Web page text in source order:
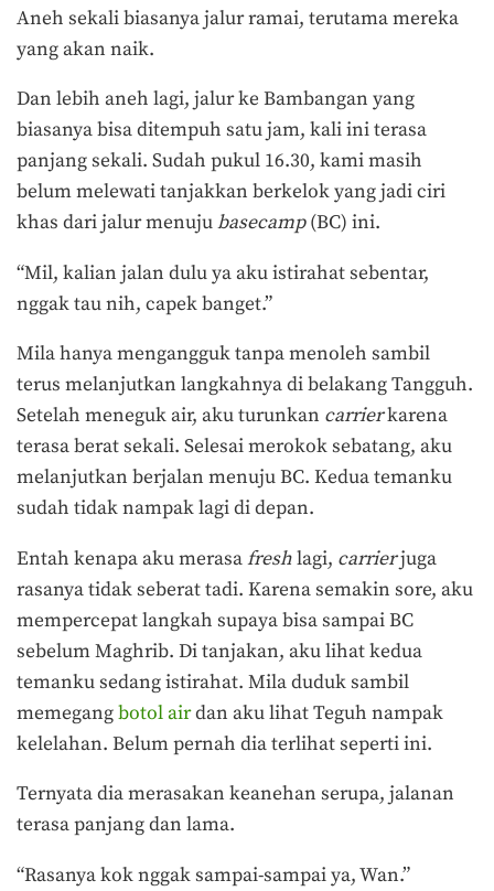
Aneh sekali biasanya jalur ramai, terutama mereka
yang akan naik.
Dan lebih aneh lagi, jalur ke Bambangan yang
biasanya bisa ditempuh satu jam, kali ini terasa
panjang sekali. Sudah pukul 16.30, kami masih
belum melewati tanjakkan berkelok yang jadi ciri
khas dari jalur menujubasecamp(BC) ini.
“Mil, kalian jalan dulu ya aku istirahat sebentar,
nggak tau nih, capek banget.”
Mila hanya mengangguk tanpa menoleh sambil
terus melanjutkan langkahnya di belakang Tangguh.
Setelah meneguk air, aku turunkan carrierkarena
terasa berat sekali. Selesai merokok sebatang, aku
melanjutkan berjalan menuju BC. Kedua temanku
sudah tidak nampak lagi di depan.
Entah kenapa aku merasafreshlagi, carrierjuga
rasanya tidak seberat tadi. Karena semakin sore, aku
mempercepat langkah supaya bisa sampai BC
sebelum Maghrib. Di tanjakan, aku lihat kedua
temanku sedang istirahat. Mila duduk sambil
memegangbotol airdan aku lihat Teguh nampak
kelelahan. Belum pernah dia terlihat seperti ini.
Ternyata dia merasakan keanehan serupa, jalanan
terasa panjang dan lama.
“Rasanya kok nggak sampai-sampai ya, Wan.”